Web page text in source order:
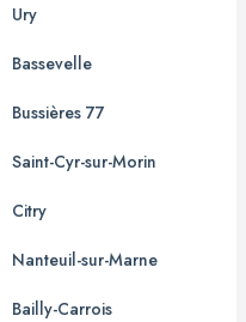
Ury
Bassevelle
Bussières 77
Saint-Cyr-sur-Morin
Citry
Nanteuil-sur-Marne
Bailly-Carrois